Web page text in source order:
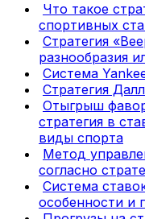
Что такое
спортивных
Стратегия
разнообразия
Система
Стратегия
Отыгрыш
стратегия в
виды спорта
Метод
согласно
Система
особенности и